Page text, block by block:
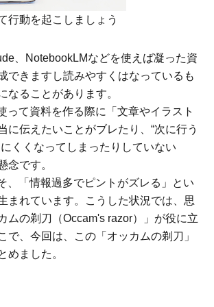
行動を起こしましょう
、NotebookLMなどを使えば凝った資
できますし読みやすくはなっているも
なることがあります。
って資料を作る際に「文章やイラスト
に伝えたいことがブレたり、“次に行う
くくなってしまったりしていない
念です。
、「情報過多でピントがズレる」とい
まれています。こうした状況では、思
ムの剃刀（Occam's razor）」が役に立
で、今回は、この「オッカムの剃刀」
めました。